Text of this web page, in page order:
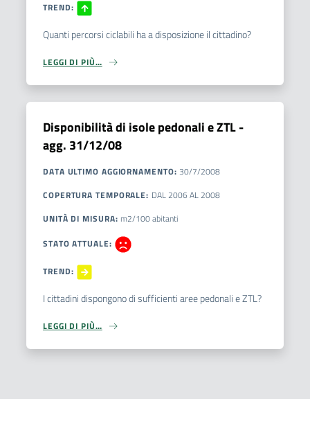
TREND:
Quanti percorsi ciclabili ha a disposizione il cittadino?
LEGGI DI PIÙ…
Disponibilità di isole pedonali e ZTL -
agg. 31/12/08
DATA ULTIMO AGGIORNAMENTO: 30/7/2008
COPERTURA TEMPORALE: DAL 2006 AL 2008
UNITÀ DI MISURA: m2/100 abitanti
STATO ATTUALE:
TREND:
I cittadini dispongono di sufficienti aree pedonali e ZTL?
LEGGI DI PIÙ…